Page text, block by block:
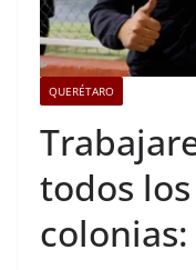
QUERÉTARO
todos